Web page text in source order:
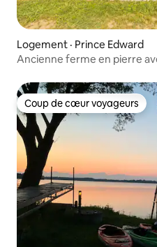
Logement · Prince Edward
Ancienne ferme en pierre
Coup de cœur voyageurs
Coup de cœur voyageurs